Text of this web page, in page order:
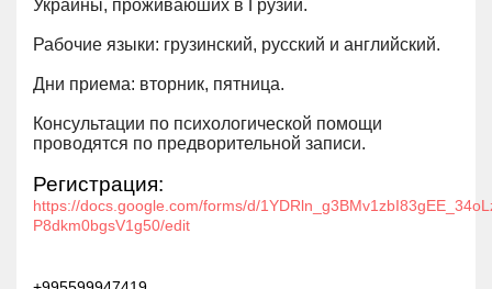
Украины, проживаюших в Грузии.
Рабочие языки: грузинский, русский и английский.
Дни приема: вторник, пятница.
Консультации по психологической помощи
проводятся по предворительной записи.
Регистрация:
https://docs.google.com/forms/d/
P8dkm0bgsV1g50/edit